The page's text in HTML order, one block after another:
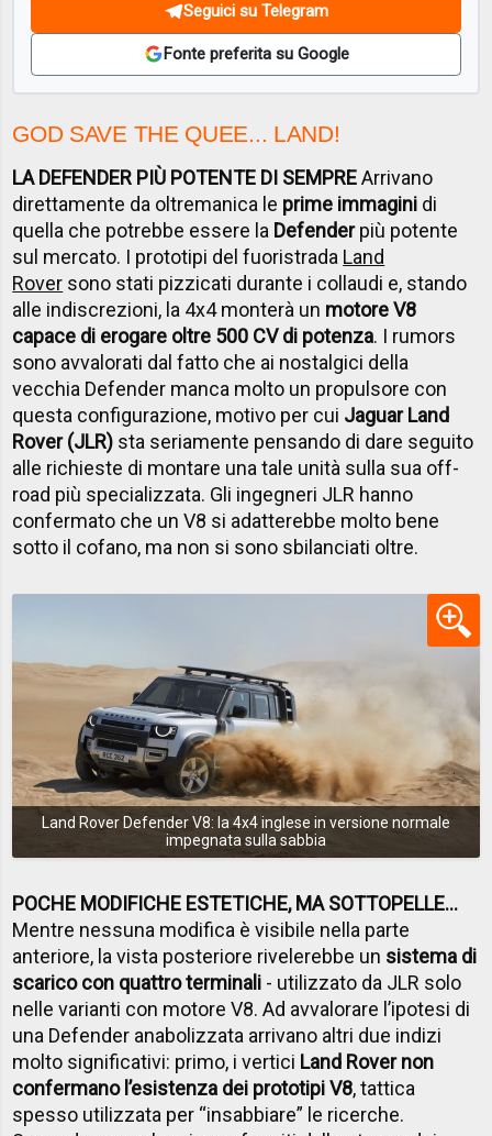
Seguici su Telegram
Fonte preferita su Google
GOD SAVE THE QUEE... LAND!
LA DEFENDER PIÙ POTENTE DI SEMPREArrivano
direttamente da oltremanica le prime immagini di
quella che potrebbe essere la Defenderpiù potente
sul mercato. I prototipi del fuoristrada Land
Rover sono stati pizzicati durante i collaudi e, stando
alle indiscrezioni, la 4x4 monterà un motore V8
capace di erogare oltre 500 CV di potenza. I rumors
sono avvalorati dal fatto che ai nostalgici della
vecchia Defender manca molto un propulsore con
questa configurazione, motivo per cui Jaguar Land
Rover (JLR) sta seriamente pensando di dare seguito
alle richieste di montare una tale unità sulla sua off-
road più specializzata. Gli ingegneri JLR hanno
confermato che un V8 si adatterebbe molto bene
sotto il cofano, ma non si sono sbilanciati oltre.
Land Rover Defender V8: la 4x4 inglese in versione normale
impegnata sulla sabbia
POCHE MODIFICHE ESTETICHE, MA SOTTOPELLE…
Mentre nessuna modifica è visibile nella parte
anteriore, la vista posteriore rivelerebbe un sistema di
scarico con quattro terminali - utilizzato da JLR solo
nelle varianti con motore V8. Ad avvalorare l’ipotesi di
una Defender anabolizzata arrivano altri due indizi
molto significativi: primo, i vertici Land Rover non
confermano l’esistenza dei prototipi V8, tattica
spesso utilizzata per “insabbiare” le ricerche.